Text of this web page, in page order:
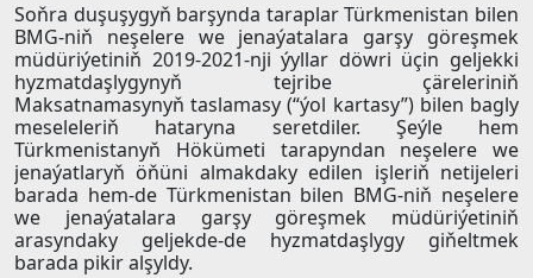
Soňra duşuşygyň barşynda taraplar Türkmenistan bilen
BMG-niň neşelere we jenaýatalara garşy göreşmek
müdüriýetiniň 2019-2021-nji ýyllar döwri üçin geljekki
hyzmatdaşlygynyň tejribe çäreleriniň
Maksatnamasynyň taslamasy (“ýol kartasy”) bilen bagly
meseleleriň hataryna seretdiler. Şeýle hem
Türkmenistanyň Hökümeti tarapyndan neşelere we
jenaýatlaryň öňüni almakdaky edilen işleriň netijeleri
barada hem-de Türkmenistan bilen BMG-niň neşelere
we jenaýatalara garşy göreşmek müdüriýetiniň
arasyndaky geljekde-de hyzmatdaşlygy giňeltmek
barada pikir alşyldy.